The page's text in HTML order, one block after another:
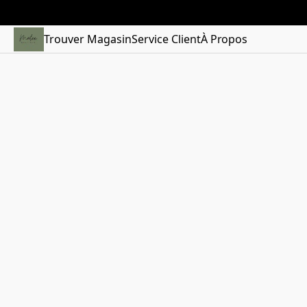
Trouver MagasinService ClientÀ Propos